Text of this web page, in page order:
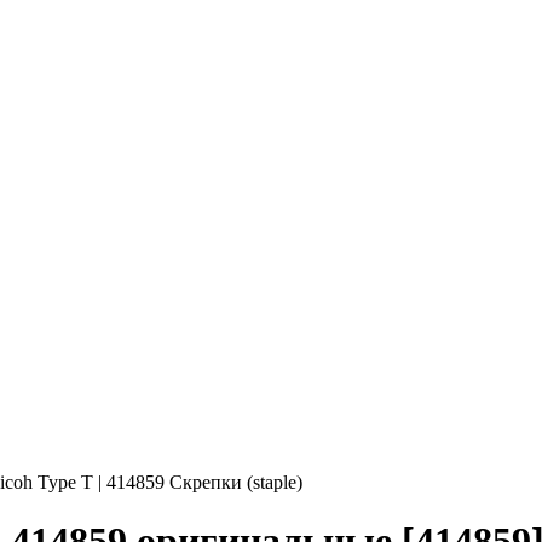
Type T | 414859 Скрепки (staple)